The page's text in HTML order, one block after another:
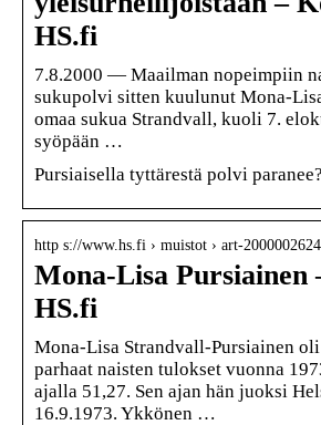
HS.fi
7.8.2000 — Maailman nopeimpiin
sukupolvi sitten kuulunut Mona-
omaa sukua Strandvall, kuoli 7.
syöpään …
Pursiaisella tyttärestä polvi paranee?
http s://www.hs.fi › muistot › art-
Mona-Lisa Pursiainen
HS.fi
Mona-Lisa Strandvall-Pursiainen
parhaat naisten tulokset vuonna
ajalla 51,27. Sen ajan hän juoksi
16.9.1973. Ykkönen …